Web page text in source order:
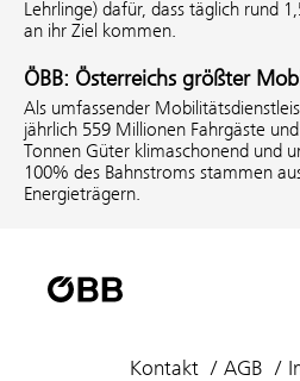
Lehrlinge) dafür, dass täglich rund
an ihr Ziel kommen.
ÖBB: Österreichs größter
Als umfassender
jährlich 559 Millionen Fahrgäste
Tonnen Güter klimaschonend und
100% des Bahnstroms stammen
Energieträgern.
Kontakt AGB